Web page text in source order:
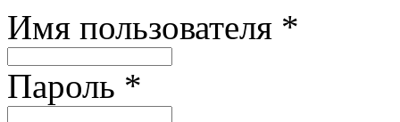
Имя пользователя *
Пароль *